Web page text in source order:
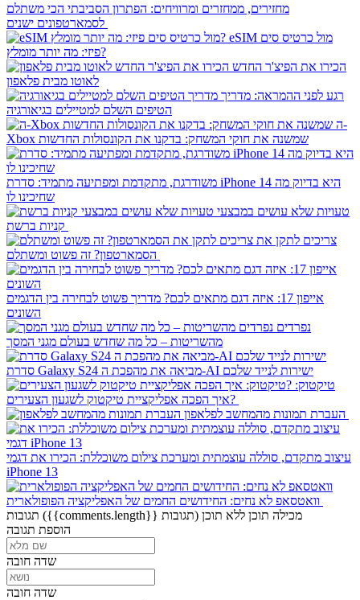
מחזירים, ממחזרים ומרוויחים: הפתרון הסביבתי הכי משתלם
eSIM מול כרטיס סים
פיזי: מה יותר מומלץ?
הכירו את הפיצ'ר החדש
לאוטו מבית פלאפון
רגע לפני ההמראה: מדריך
הטיפים השלם למטיילים בגיאורגיה
ה-
Xbox שמשנה את חוקי המשחק: בדקנו את הקונסולות החדשות
משודרגת, מתקדמת ומפתיעה מתמיד: סדרת iPhone 14 היא בדיוק מה
שחיכינו לו
טעויות שלא עושים במבצעי
צריכים לתקן את
אייפון 17: איזה דגם מתאים לכם? מדריך פשוט לבחירה בין הדגמים
השונים
נפרדים
מהשריטות – כל מה שחדש בעולם מגני המסך
סדרת Galaxy S24 מביאה את מהפכת ה-AI ישירות לנייד שלכם
טיקטוק:
איך הפכה אפליקציית טיקטוק לשגעון הצעירים?
עיצוב מתקדם, סוללה עוצמתית ומערכת צילום משוכללת: הכירו את דגמי
iPhone 13
תגובות
({{comments.length}} תגובות) מכילה תוכן ללא תוכן
הוספת תגובה
שדה חובה
שדה חובה